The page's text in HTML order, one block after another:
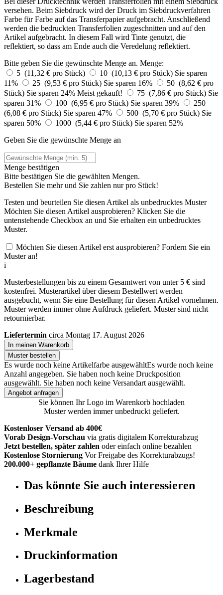
versehen. Beim Siebdruck wird der Druck im Siebdruckverfahren
Farbe für Farbe auf das Transferpapier aufgebracht. Anschließend
werden die bedruckten Transferfolien zugeschnitten und auf den
Artikel aufgebracht. In diesem Fall wird Tinte genutzt, die
reflektiert, so dass am Ende auch die Veredelung reflektiert.
Bitte geben Sie die gewünschte Menge an. Menge:
5 (11,32 € pro Stück)
10 (10,13 € pro Stück) Sie sparen
11%
25 (9,53 € pro Stück) Sie sparen 16%
50 (8,62 € pro
Stück) Sie sparen 24% Meist gekauft! 75 (7,86 € pro Stück) Sie
sparen 31%
100 (6,95 € pro Stück) Sie sparen 39%
250
(6,08 € pro Stück) Sie sparen 47% 500 (5,70 € pro Stück) Sie
sparen 50%
1000 (5,44 € pro Stück) Sie sparen 52%
Geben Sie die gewünschte Menge an
Menge bestätigen
Bitte bestätigen Sie die gewählten Mengen.
Bestellen Sie mehr und Sie zahlen nurpro Stück!
Testen und beurteilen Sie diesen Artikel als unbedrucktes Muster
Möchten Sie diesen Artikel ausprobieren? Klicken Sie die
untenstehende Checkbox an und Sie erhalten ein unbedrucktes
Muster.
Möchten Sie diesen Artikel erst ausprobieren? Fordern Sie ein
Muster an!
i
Musterbestellungen bis zu einem Gesamtwert von unter 5 € sind
kostenfrei. Musterartikel über diesem Bestellwert werden
ausgebucht, wenn Sie eine Bestellung für diesen Artikel vornehmen.
Muster werden immer ohne Aufdruck geliefert. Muster sind nicht
retournierbar.
Liefertermin circa Montag 17. August 2026
In meinen Warenkorb
Muster bestellen
Es wurde noch keine Artikelfarbe ausgewähltEs wurde noch keine
Anzahl angegeben. Sie haben noch keine Druckposition
ausgewählt. Sie haben noch keine Versandart ausgewählt.
Angebot anfragen
Sie können Ihr Logo im Warenkorb hochladen
Muster werden immer unbedruckt geliefert.
Kostenloser Versand ab 400€
Vorab Design-Vorschau via gratis digitalem Korrekturabzug
Jetzt bestellen, später zahlen oder einfach online bezahlen
Kostenlose Stornierung Vor Freigabe des Korrekturabzugs!
200.000+ gepflanzte Bäume dank Ihrer Hilfe
Das könnte Sie auch interessieren
Beschreibung
Merkmale
Druckinformation
Lagerbestand